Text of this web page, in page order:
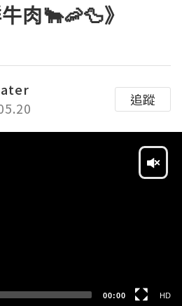
肉🐂🦐🦆》
追蹤
00:00 HD